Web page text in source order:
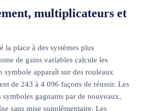
multiplicateurs et
la place à des systèmes plus
de gains variables calcule les
symbole apparaît sur des rouleaux
de 243 à 4 096 façons de réussir. Les
symboles gagnants par de nouveaux,
sans mise supplémentaire. Les